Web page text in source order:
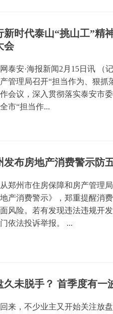
新时代泰山“挑山工”精
会
泰安·海报新闻2月15日讯 （
管理局召开“担当作为、狠抓
会议，深入贯彻落实泰安市
市“担当作...
发布房地产消费警示防
郑州市住房保障和房产管理
地产消费警示》，郑重提醒消
风险。若有发现违法违规开
依法投诉举报。 ...
久未脱手？ 首季度有一
来，不少业主又开始关注放